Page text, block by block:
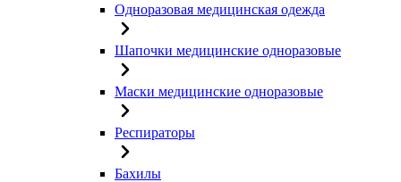
Одноразовая медицинская одежда
Шапочки медицинские одноразовые
Маски медицинские одноразовые
Респираторы
Бахилы